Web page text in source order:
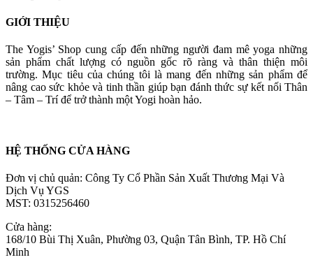
GIỚI THIỆU
The Yogis’ Shop cung cấp đến những người đam mê yoga những
sản phẩm chất lượng có nguồn gốc rõ ràng và thân thiện môi
trường. Mục tiêu của chúng tôi là mang đến những sản phẩm để
nâng cao sức khỏe và tinh thần giúp bạn đánh thức sự kết nối Thân
– Tâm – Trí để trở thành một Yogi hoàn hảo.
HỆ THỐNG CỬA HÀNG
Đơn vị chủ quản: Công Ty Cổ Phần Sản Xuất Thương Mại Và
Dịch Vụ YGS
MST: 0315256460
Cửa hàng:
168/10 Bùi Thị Xuân, Phường 03, Quận Tân Bình, TP. Hồ Chí
Minh